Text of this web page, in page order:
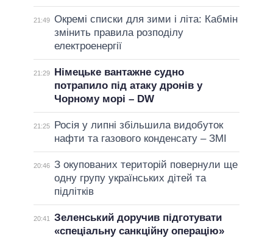
21:49 Окремі списки для зими і літа: Кабмін
змінить правила розподілу
електроенергії
21:29
Німецьке вантажне судно
потрапило під атаку дронів у
Чорному морі – DW
21:25
Росія у липні збільшила видобуток
нафти та газового конденсату – ЗМІ
20:46 З окупованих територій повернули ще
одну групу українських дітей та
підлітків
20:41 Зеленський доручив підготувати
«спеціальну санкційну операцію»